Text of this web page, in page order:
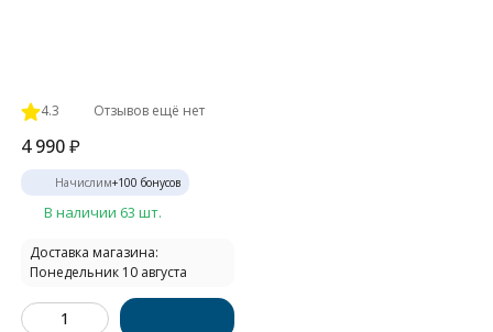
4.3 Отзывов ещё нет
4 990₽
Начислим+100 бонусов
В наличии 63 шт.
Доставка магазина:
Понедельник 10 августа